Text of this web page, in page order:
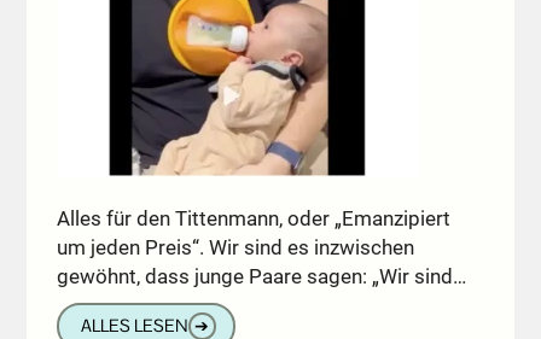
Alles für den Tittenmann, oder „Emanzipiert
um jeden Preis“. Wir sind es inzwischen
gewöhnt, dass junge Paare sagen: „Wir sind…
ALLES LESEN ➔